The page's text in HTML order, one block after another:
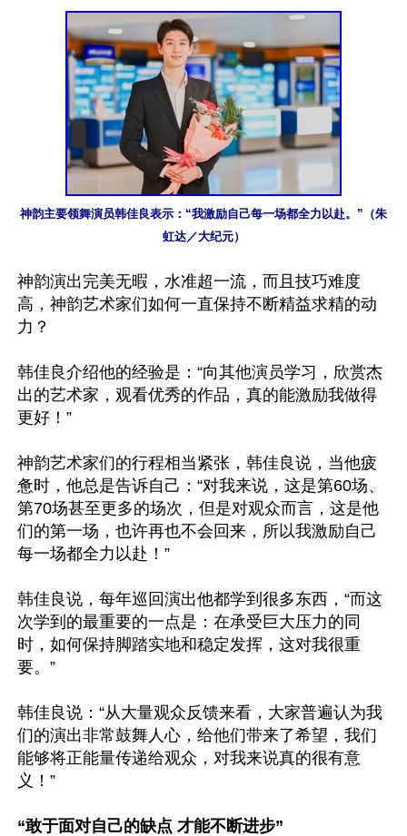
神韵主要领舞演员韩佳良表示：“我激励自己每一场都全力以赴。”（朱
虹达／大纪元）
神韵演出完美无暇，水准超一流，而且技巧难度
高，神韵艺术家们如何一直保持不断精益求精的动
力？
韩佳良介绍他的经验是：“向其他演员学习，欣赏杰
出的艺术家，观看优秀的作品，真的能激励我做得
更好！”
神韵艺术家们的行程相当紧张，韩佳良说，当他疲
惫时，他总是告诉自己：“对我来说，这是第60场、
第70场甚至更多的场次，但是对观众而言，这是他
们的第一场，也许再也不会回来，所以我激励自己
每一场都全力以赴！”
韩佳良说，每年巡回演出他都学到很多东西，“而这
次学到的最重要的一点是：在承受巨大压力的同
时，如何保持脚踏实地和稳定发挥，这对我很重
要。”
韩佳良说：“从大量观众反馈来看，大家普遍认为我
们的演出非常鼓舞人心，给他们带来了希望，我们
能够将正能量传递给观众，对我来说真的很有意
义！”
“敢于面对自己的缺点 才能不断进步”